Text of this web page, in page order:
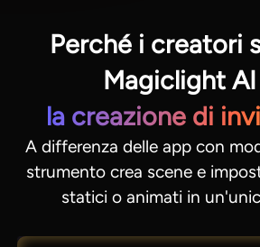
Perché i creatori
Magiclight
la creazione di
A differenza delle app con
strumento crea scene e
statici o animati in